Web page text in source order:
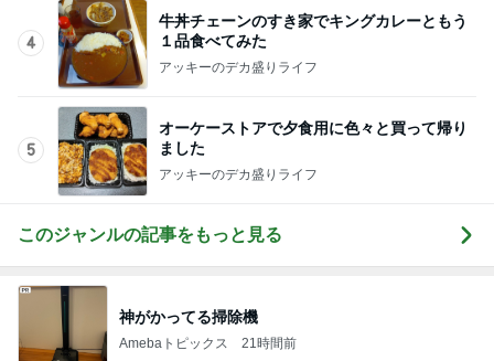
4
牛丼チェーンのすき家でキングカレーともう
１品食べてみた
アッキーのデカ盛りライフ
5
オーケーストアで夕食用に色々と買って帰り
ました
アッキーのデカ盛りライフ
このジャンルの記事をもっと見る
神がかってる掃除機
Amebaトピックス 21時間前